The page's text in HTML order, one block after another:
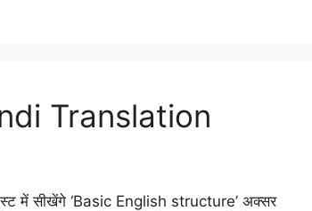
Translation
सीखेंगे ‘Basic English structure’ अक्सर